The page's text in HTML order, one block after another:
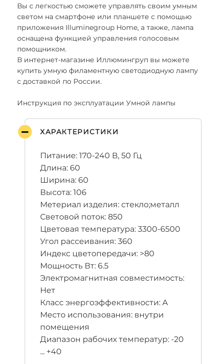
Вы с легкостью сможете управлять своим умным
светом на смартфоне или планшете с помощью
приложения Illuminegroup Home, а также, лампа
оснащена функцией управления голосовым
помощником.
В интернет-магазине Иллюмингруп вы можете
купить умную филаментную светодиодную лампу
с доставкой по России.
Инструкция по эксплуатации Умной лампы
ХАРАКТЕРИСТИКИ
Питание: 170-240 В, 50 Гц
Длина: 60
Ширина: 60
Высота: 106
Метериал изделия: стекло;металл
Световой поток: 850
Цветовая температура: 3300-6500
Угол рассеивания: 360
Индекс цветопередачи: >80
Мощность Вт: 6.5
Электромагнитная совместимость:
Нет
Класс энергоэффективности: A
Место использования: внутри
помещения
Диапазон рабочих температур: -20
... +40